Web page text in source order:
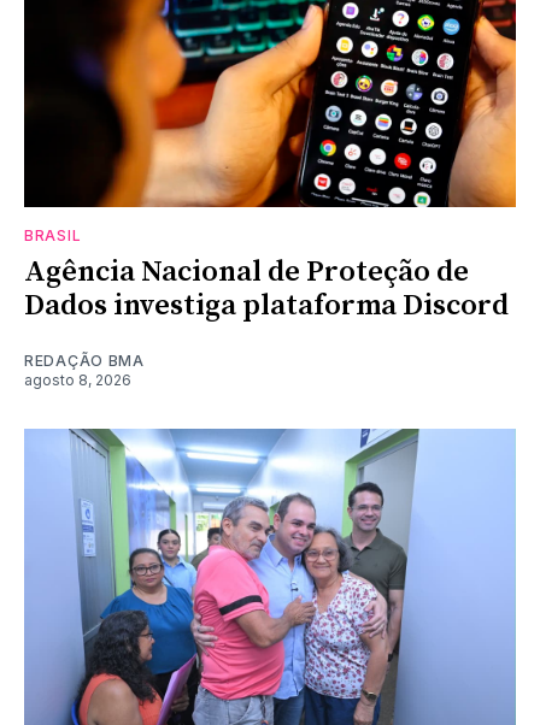
BRASIL
Agência Nacional de Proteção de
Dados investiga plataforma Discord
REDAÇÃO BMA
agosto 8, 2026